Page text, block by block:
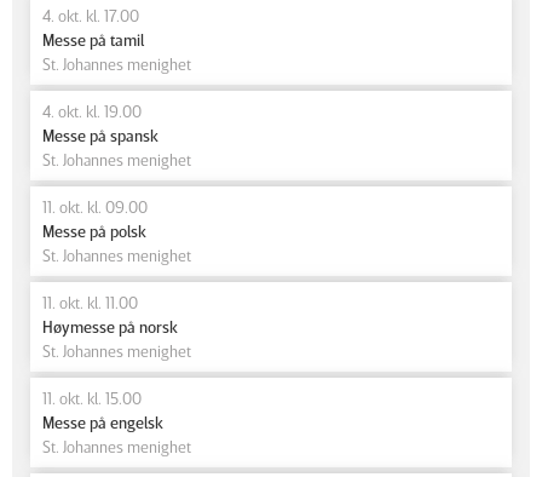
4. okt. kl. 17.00
Messe på tamil
St. Johannes menighet
4. okt. kl. 19.00
Messe på spansk
St. Johannes menighet
11. okt. kl. 09.00
Messe på polsk
St. Johannes menighet
11. okt. kl. 11.00
Høymesse på norsk
St. Johannes menighet
11. okt. kl. 15.00
Messe på engelsk
St. Johannes menighet